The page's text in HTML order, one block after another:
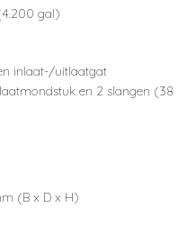
gal)
inlaat-/uitlaatgat
en 2 slangen (38
(B x D x H)